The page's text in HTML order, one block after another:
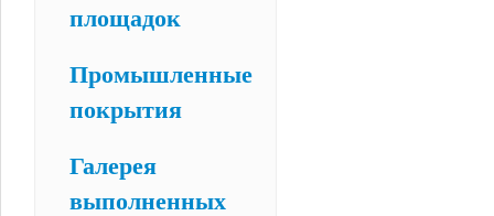
площадок
Промышленные
покрытия
Галерея
выполненных